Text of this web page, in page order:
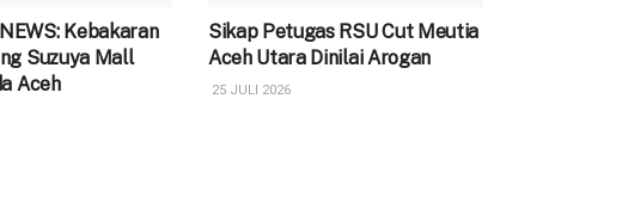
Kebakaran
Suzuya Mall
Aceh
‎Sikap Petugas RSU Cut Meutia
Aceh Utara Dinilai Arogan
25 JULI 2026